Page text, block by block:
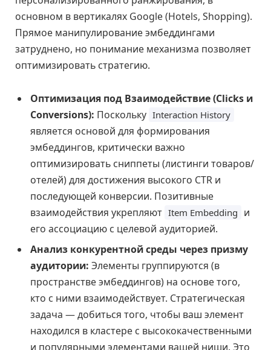
основном в вертикалях Google (Hotels, Shopping).
Прямое манипулирование эмбеддингами
затруднено, но понимание механизма позволяет
оптимизировать стратегию.
Оптимизация под Взаимодействие (Clicks и
Conversions): Поскольку Interaction History
является основой для формирования
эмбеддингов, критически важно
оптимизировать сниппеты (листинги товаров/
отелей) для достижения высокого CTR и
последующей конверсии. Позитивные
взаимодействия укрепляют Item Embedding и
его ассоциацию с целевой аудиторией.
Анализ конкурентной среды через призму
аудитории: Элементы группируются (в
пространстве эмбеддингов) на основе того,
кто с ними взаимодействует. Стратегическая
задача — добиться того, чтобы ваш элемент
находился в кластере с высококачественными
и популярными элементами вашей ниши. Это